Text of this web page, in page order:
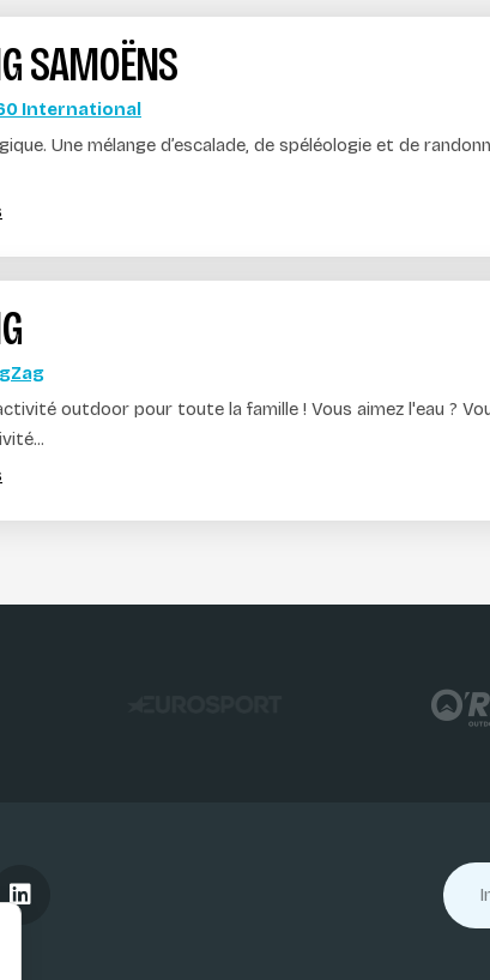
SAMOËNS
International
Une mélange d’escalade, de spéléologie et de
outdoor pour toute la famille ! Vous aimez l'eau ?